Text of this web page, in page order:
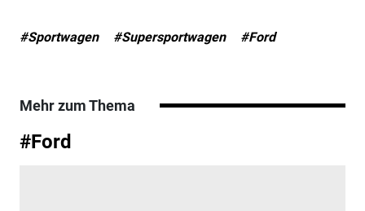
#Sportwagen #Supersportwagen #Ford
Mehr zum Thema
#Ford